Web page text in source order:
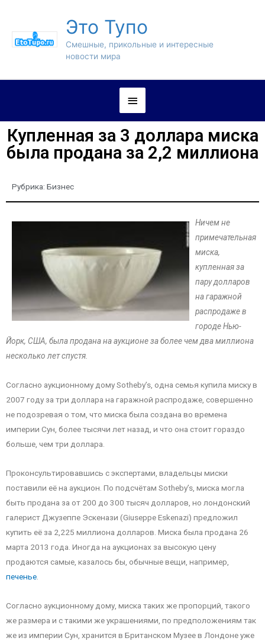
Это Тупо
Смешные, прикольные и интересные
новости мира
Купленная за 3 доллара миска
была продана за 2,2 миллиона
Рубрика: Бизнес
Ничем не
примечательная
миска,
купленная за
пару долларов
на гаражной
распродаже в
городе Нью-
Йорк, США, была продана на аукционе за более чем два миллиона
несколько лет спустя.
Согласно аукционному дому Sotheby’s, одна семья купила миску в
2007 году за три доллара на гаражной распродаже, совершенно
не подозревая о том, что миска была создана во времена
империи Сун, более тысячи лет назад, и что она стоит гораздо
больше, чем три доллара.
Проконсультировавшись с экспертами, владельцы миски
поставили её на аукцион. По подсчётам Sotheby’s, миска могла
быть продана за от 200 до 300 тысяч долларов, но лондонский
галерист Джузеппе Эскенази (Giuseppe Eskenazi) предложил
купить её за 2,225 миллиона долларов. Миска была продана 26
марта 2013 года. Иногда на аукционах за высокую цену
продаются самые, казалось бы, обычные вещи, например,
печенье
Согласно аукционному дому, миска таких же пропорций, такого
же размера и с такими же украшениями, по предположениям так
же из империи Сун, хранится в Британском Музее в Лондоне уже